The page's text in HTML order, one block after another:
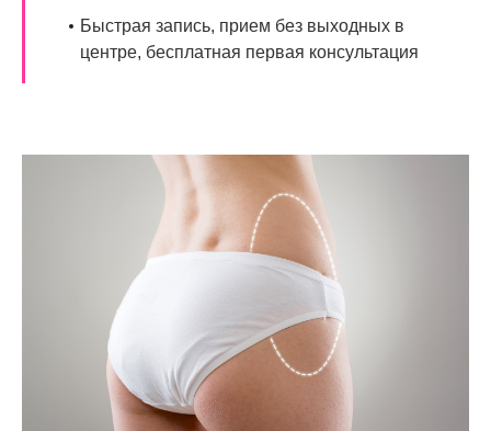
Быстрая запись, прием без выходных в
центре, бесплатная первая консультация